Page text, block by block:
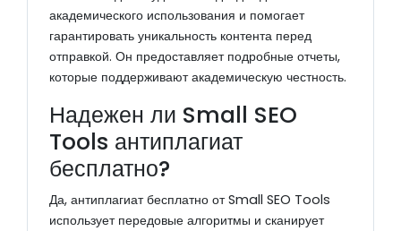
академического использования и помогает
гарантировать уникальность контента перед
отправкой. Он предоставляет подробные отчеты,
которые поддерживают академическую честность.
Надежен ли Small SEO
Tools антиплагиат
бесплатно?
Да, антиплагиат бесплатно от Small SEO Tools
использует передовые алгоритмы и сканирует